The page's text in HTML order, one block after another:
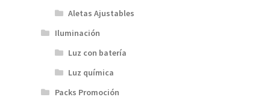
Aletas Ajustables
Iluminación
Luz con batería
Luz química
Packs Promoción